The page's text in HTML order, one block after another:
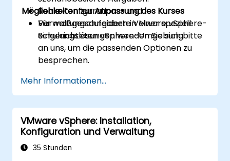
Reale Konfigurations- und
Verwaltungsaufgaben in einer speziell
eingerichteten vSphere-Umgebung.
Möglichkeiten zur Anpassung des Kurses
Für maßgeschneiderte VMware vSphere-
Schulungslösungen wenden Sie sich bitte
an uns, um die passenden Optionen zu
besprechen.
Mehr Informationen...
VMware vSphere: Installation,
Konfiguration und Verwaltung
35 Stunden